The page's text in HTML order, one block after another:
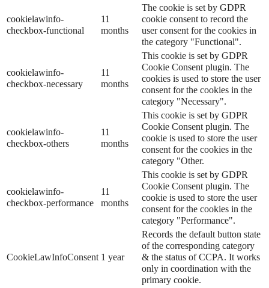
cookielawinfo-
checkbox-functional
11
months
The cookie is set by GDPR
cookie consent to record the
user consent for the cookies in
the category "Functional".
cookielawinfo-
checkbox-necessary
11
months
This cookie is set by GDPR
Cookie Consent plugin. The
cookies is used to store the user
consent for the cookies in the
category "Necessary".
cookielawinfo-
checkbox-others
11
months
This cookie is set by GDPR
Cookie Consent plugin. The
cookie is used to store the user
consent for the cookies in the
category "Other.
cookielawinfo-
checkbox-performance
11
months
This cookie is set by GDPR
Cookie Consent plugin. The
cookie is used to store the user
consent for the cookies in the
category "Performance".
CookieLawInfoConsent 1 year
Records the default button state
of the corresponding category
& the status of CCPA. It works
only in coordination with the
primary cookie.